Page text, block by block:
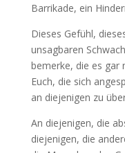
Barrikade, ein
Dieses Gefühl,
unsagbaren
bemerke, die es gar
Euch, die sich
an diejenigen zu
An diejenigen, die
diejenigen, die